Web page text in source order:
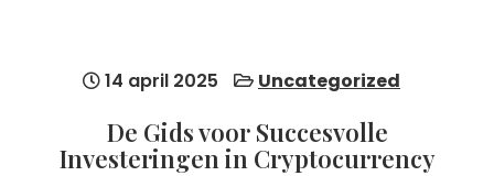
14 april 2025 Uncategorized
De Gids voor Succesvolle
Investeringen in Cryptocurrency